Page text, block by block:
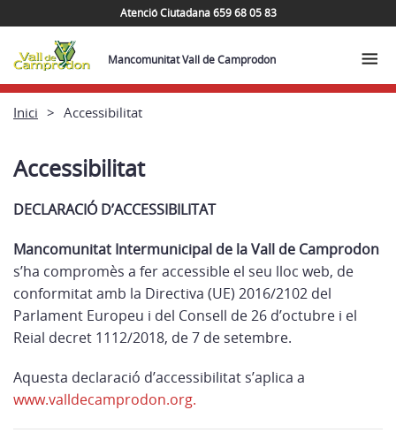
Atenció Ciutadana 659 68 05 83
Mancomunitat Vall de Camprodon
Inici Accessibilitat
Accessibilitat
DECLARACIÓ D’ACCESSIBILITAT
Mancomunitat Intermunicipal de la Vall de Camprodon
s’ha compromès a fer accessible el seu lloc web, de
conformitat amb la Directiva (UE) 2016/2102 del
Parlament Europeu i del Consell de 26 d’octubre i el
Reial decret 1112/2018, de 7 de setembre.
Aquesta declaració d’accessibilitat s’aplica a
www.valldecamprodon.org.